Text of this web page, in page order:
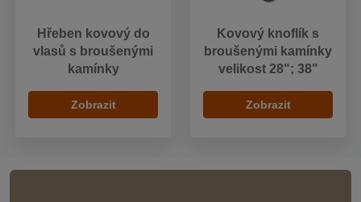
Hřeben kovový do
vlasů s broušenými
kamínky
Zobrazit
Kovový knoflík s
broušenými kamínky
velikost 28"; 38"
Zobrazit